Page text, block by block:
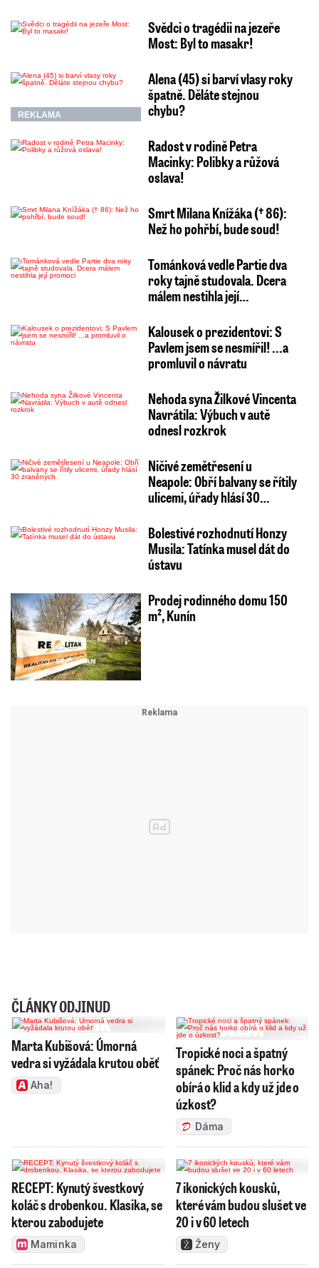
Svědci o tragédii na jezeře
Most: Byl to masakr!
REKLAMA
Alena (45) si barví vlasy roky
špatně. Děláte stejnou
chybu?
Radost v rodině Petra
Macinky: Polibky a růžová
oslava!
Smrt Milana Knížáka († 86):
Než ho pohřbí, bude soud!
Tománková vedle Partie dva
roky tajně studovala. Dcera
málem nestihla její…
Kalousek o prezidentovi: S
Pavlem jsem se nesmířil! ...a
promluvil o návratu
Nehoda syna Žilkové Vincenta
Navrátila: Výbuch v autě
odnesl rozkrok
Ničivé zemětřesení u
Neapole: Obří balvany se řítily
ulicemi, úřady hlásí 30…
Bolestivé rozhodnutí Honzy
Musila: Tatínka musel dát do
ústavu
Prodej rodinného domu 150
m², Kunín
ČLÁNKY ODJINUD
Marta Kubišová: Úmorná
vedra si vyžádala krutou oběť
Aha!
Tropické noci a špatný
spánek: Proč nás horko
obírá o klid a kdy už jde o
úzkost?
Dáma
RECEPT: Kynutý švestkový
koláč s drobenkou. Klasika, se
kterou zabodujete
Maminka
7 ikonických kousků,
které vám budou slušet ve
20 i v 60 letech
Ženy